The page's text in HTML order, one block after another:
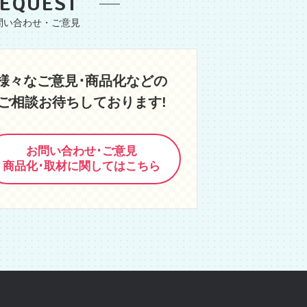
々なご意見･商品化などの
相談お待ちしております!
お問い合わせ･ご意見
商品化･取材に関してはこちら